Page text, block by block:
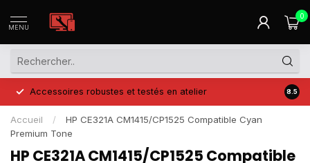
MENU
0
Accessoires robustes et testés en atelier Prix
8.5
Accueil /
HP CE321A CM1415/CP1525 Compatible Cyan
Premium Tone
HP CE321A CM1415/CP1525 Compatible